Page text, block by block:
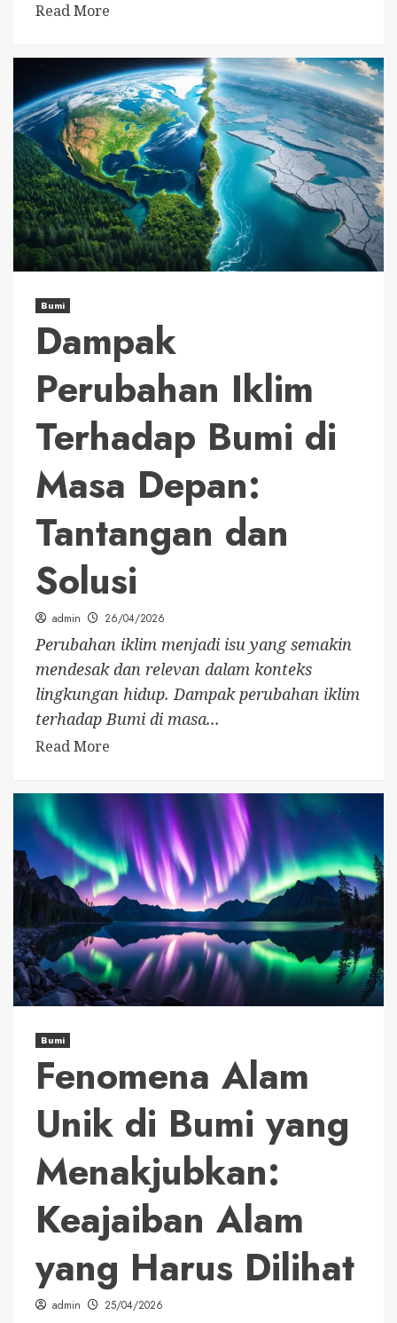
Read More
Bumi
Dampak
Perubahan Iklim
Terhadap Bumi di
Masa Depan:
Tantangan dan
Solusi
admin 26/04/2026
Perubahan iklim menjadi isu yang semakin
mendesak dan relevan dalam konteks
lingkungan hidup. Dampak perubahan iklim
terhadap Bumi di masa...
Read More
Bumi
Fenomena Alam
Unik di Bumi yang
Menakjubkan:
Keajaiban Alam
yang Harus Dilihat
admin 25/04/2026